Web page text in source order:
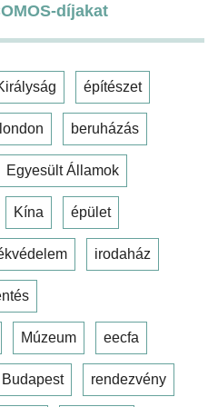
díjakat
építészet
london beruházás
Egyesült Államok
Kína épület
irodaház
Múzeum eecfa
Budapest rendezvény